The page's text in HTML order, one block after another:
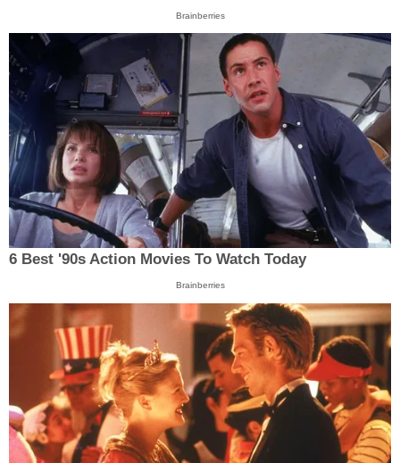
Brainberries
6 Best '90s Action Movies To Watch Today
Brainberries